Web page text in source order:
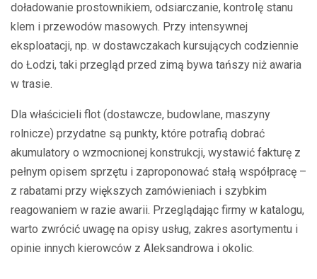
doładowanie prostownikiem, odsiarczanie, kontrolę stanu
klem i przewodów masowych. Przy intensywnej
eksploatacji, np. w dostawczakach kursujących codziennie
do Łodzi, taki przegląd przed zimą bywa tańszy niż awaria
w trasie.
Dla właścicieli flot (dostawcze, budowlane, maszyny
rolnicze) przydatne są punkty, które potrafią dobrać
akumulatory o wzmocnionej konstrukcji, wystawić fakturę z
pełnym opisem sprzętu i zaproponować stałą współpracę –
z rabatami przy większych zamówieniach i szybkim
reagowaniem w razie awarii. Przeglądając firmy w katalogu,
warto zwrócić uwagę na opisy usług, zakres asortymentu i
opinie innych kierowców z Aleksandrowa i okolic.